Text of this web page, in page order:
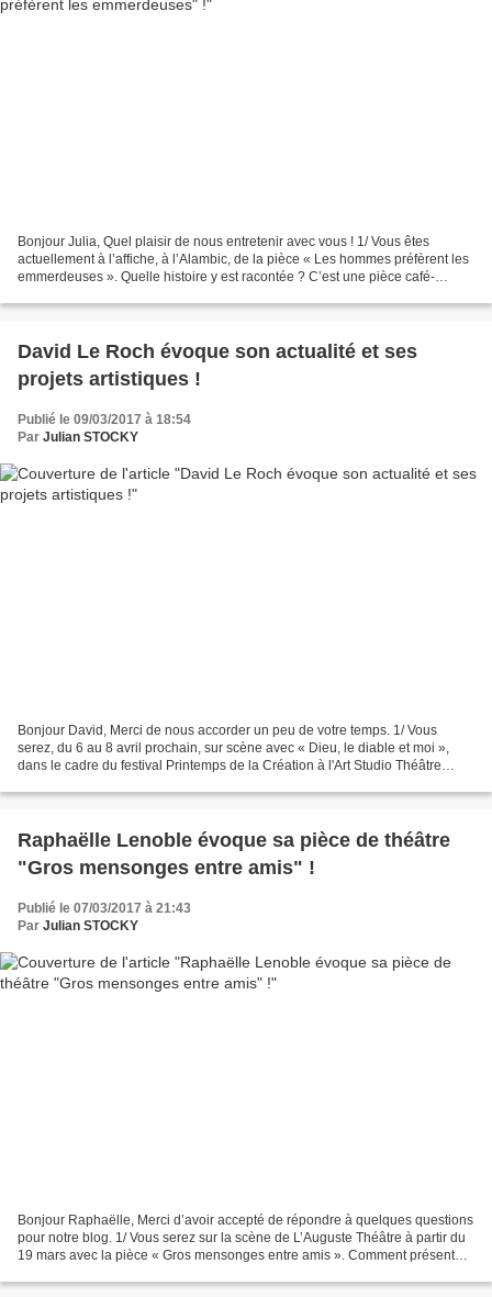
Bonjour Julia, Quel plaisir de nous entretenir avec vous ! 1/ Vous êtes
actuellement à l’affiche, à l’Alambic, de la pièce « Les hommes préfèrent les
emmerdeuses ». Quelle histoire y est racontée ? C’est une pièce café-
David Le Roch évoque son actualité et ses
projets artistiques !
Publié le 09/03/2017 à 18:54
Par Julian STOCKY
Bonjour David, Merci de nous accorder un peu de votre temps. 1/ Vous
serez, du 6 au 8 avril prochain, sur scène avec « Dieu, le diable et moi »,
dans le cadre du festival Printemps de la Création à l'Art Studio Théâtre
Raphaëlle Lenoble évoque sa pièce de théâtre
"Gros mensonges entre amis" !
Publié le 07/03/2017 à 21:43
Par Julian STOCKY
Bonjour Raphaëlle, Merci d’avoir accepté de répondre à quelques questions
pour notre blog. 1/ Vous serez sur la scène de L’Auguste Théâtre à partir du
19 mars avec la pièce « Gros mensonges entre amis ». Comment présentez